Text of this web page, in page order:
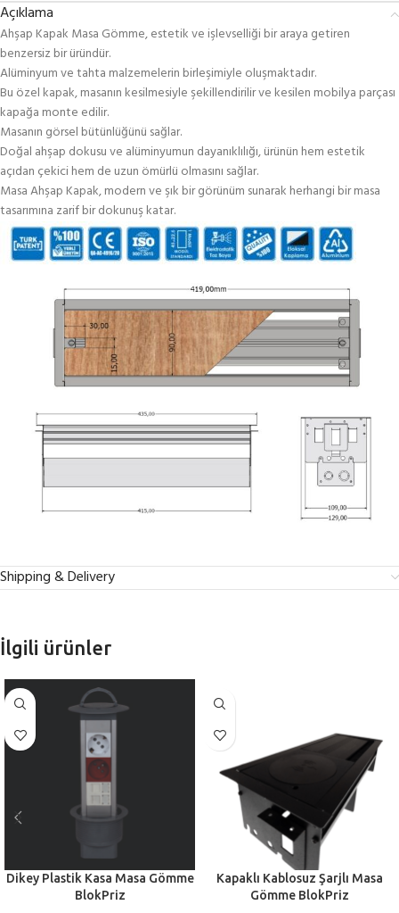
Açıklama
Ahşap Kapak Masa Gömme, estetik ve işlevselliği bir araya getiren
benzersiz bir üründür.
Alüminyum ve tahta malzemelerin birleşimiyle oluşmaktadır.
Bu özel kapak, masanın kesilmesiyle şekillendirilir ve kesilen mobilya parçası
kapağa monte edilir.
Masanın görsel bütünlüğünü sağlar.
Doğal ahşap dokusu ve alüminyumun dayanıklılığı, ürünün hem estetik
açıdan çekici hem de uzun ömürlü olmasını sağlar.
Masa Ahşap Kapak, modern ve şık bir görünüm sunarak herhangi bir masa
tasarımına zarif bir dokunuş katar.
Shipping & Delivery
İlgili ürünler
Dikey Plastik Kasa Masa Gömme
BlokPriz
Kapaklı Kablosuz Şarjlı Masa
Gömme BlokPriz